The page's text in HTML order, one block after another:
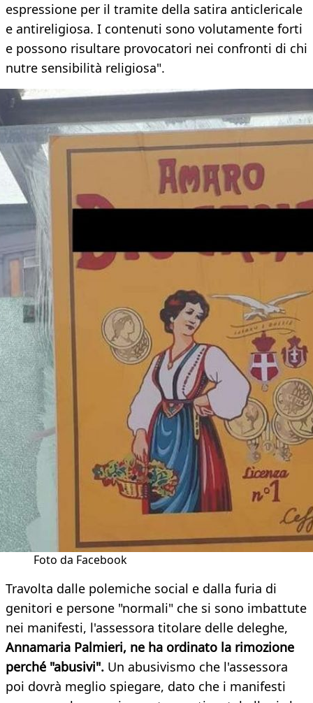
espressione per il tramite della satira anticlericale
e antireligiosa. I contenuti sono volutamente forti
e possono risultare provocatori nei confronti di chi
nutre sensibilità religiosa".
Foto da Facebook
Travolta dalle polemiche social e dalla furia di
genitori e persone "normali" che si sono imbattute
nei manifesti, l'assessora titolare delle deleghe,
Annamaria Palmieri, ne ha ordinato la rimozione
perché "abusivi". Un abusivismo che l'assessora
poi dovrà meglio spiegare, dato che i manifesti